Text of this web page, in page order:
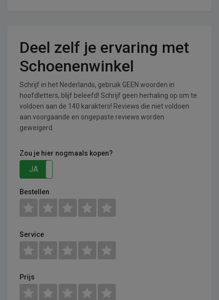
Deel zelf je ervaring met
Schoenenwinkel
Schrijf in het Nederlands, gebruik GEEN woorden in
hoofdletters, blijf beleefd! Schrijf geen herhaling op om te
voldoen aan de 140 karakters! Reviews die niet voldoen
aan voorgaande en ongepaste reviews worden
geweigerd.
Zou je hier nogmaals kopen?
JA
Bestellen
Service
Prijs